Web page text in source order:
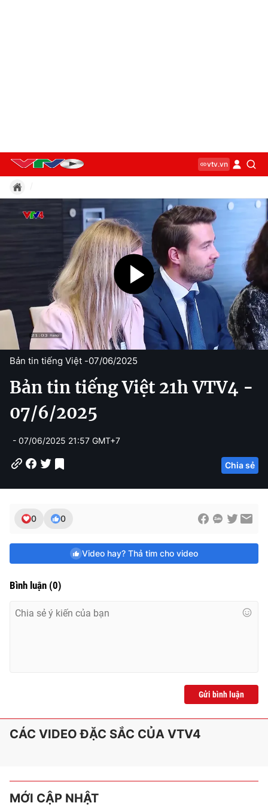
vtv.vn
Bản tin tiếng Việt -07/06/2025
Bản tin tiếng Việt 21h VTV4 -
07/6/2025
- 07/06/2025 21:57 GMT+7
Chia sẻ
0 0
Video hay? Thả tim cho video
Bình luận (0)
Gửi bình luận
CÁC VIDEO ĐẶC SẮC CỦA VTV4
MỚI CẬP NHẬT